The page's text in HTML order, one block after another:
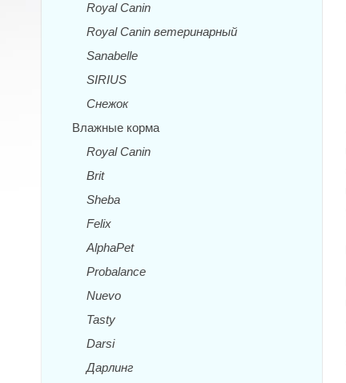
Royal Canin
Royal Canin ветеринарный
Sanabelle
SIRIUS
Снежок
Влажные корма
Royal Canin
Brit
Sheba
Felix
AlphaPet
Probalance
Nuevo
Tasty
Darsi
Дарлинг